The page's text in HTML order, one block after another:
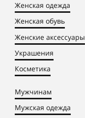
Женская одежда
Женская обувь
Женские аксессуары
Украшения
Косметика
Мужчинам
Мужская одежда